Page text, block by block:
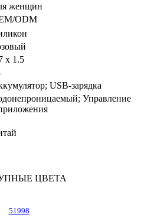
женщин
ODM
х 1.5
USB-зарядка
Управление
ЦВЕТА
51998